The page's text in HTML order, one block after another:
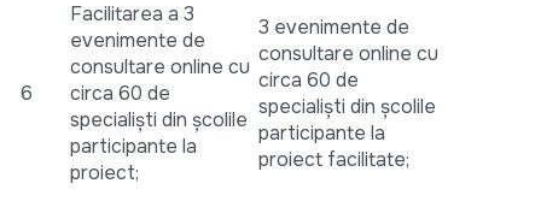
6
Facilitarea a 3
evenimente de
consultare online cu
circa 60 de
specialiști din școlile
participante la
proiect;
3 evenimente de
consultare online cu
circa 60 de
specialiști din școlile
participante la
proiect facilitate;